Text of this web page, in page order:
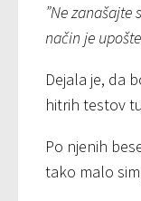
”Ne
način je
Dejala je, da
hitrih testov
Po njenih
tako malo